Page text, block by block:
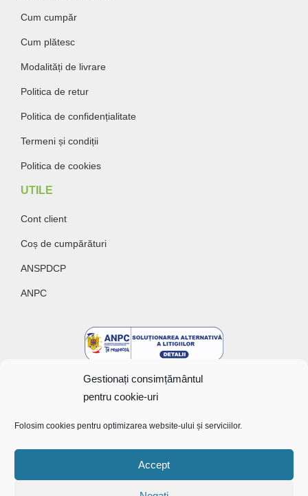
Gestionați consimțământul
pentru cookie-uri
Folosim cookies pentru optimizarea website-ului și serviciilor.
Accept
Cum cumpăr
Cum plătesc
Modalități de livrare
Politica de retur
Politica de confidențialitate
Termeni și condiții
Politica de cookies
UTILE
Cont client
Coș de cumpărături
ANSPDCP
ANPC